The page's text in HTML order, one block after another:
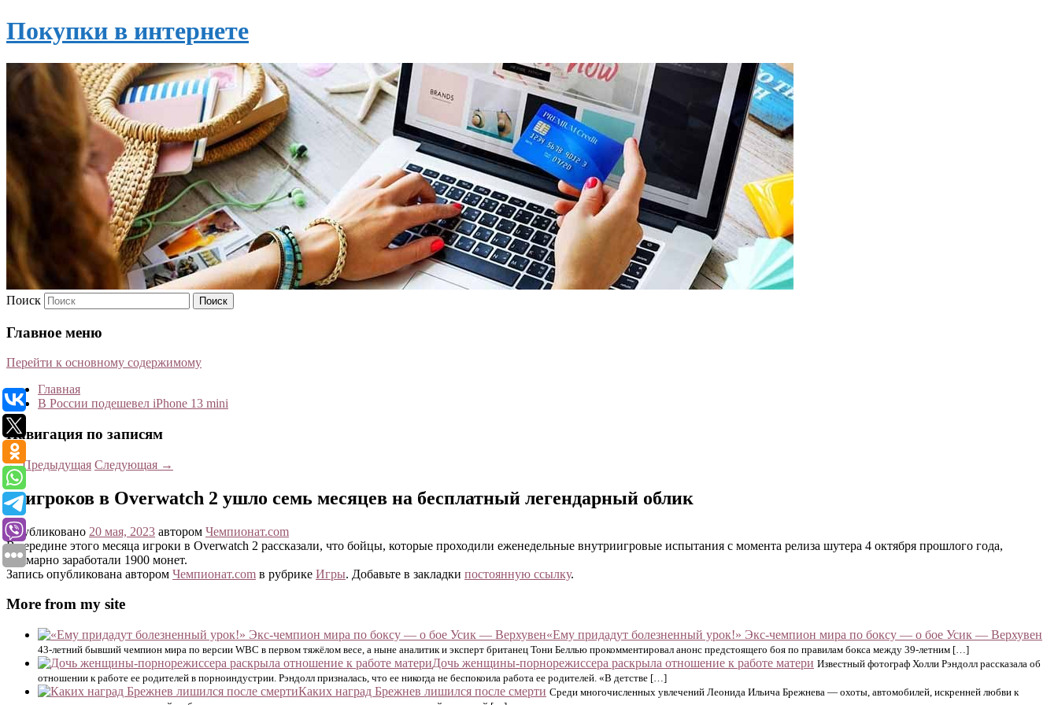
Покупки в интернете
Поиск
Главное меню
Перейти к основному содержимому
Главная
В России подешевел iPhone 13 mini
Навигация по записям
←Предыдущая Следующая →
У игроков в Overwatch 2 ушло семь месяцев на бесплатный легендарный облик
Опубликовано 20 мая, 2023 автором Чемпионат.com
В середине этого месяца игроки в Overwatch 2 рассказали, что бойцы, которые проходили еженедельные внутриигровые испытания с момента релиза шутера 4 октября прошлого года,
суммарно заработали 1900 монет.
Запись опубликована автором Чемпионат.com в рубрике Игры. Добавьте в закладки постоянную ссылку.
More from my site
«Ему придадут болезненный урок!» Экс-чемпион мира по боксу — о бое Усик — Верхувен
43-летний бывший чемпион мира по версии WBC в первом тяжёлом весе, а ныне аналитик и эксперт британец Тони Беллью прокомментировал анонс предстоящего боя по правилам бокса между 39-летним […]
Дочь женщины-порнорежиссера раскрыла отношение к работе матери Известный фотограф Холли Рэндолл рассказала об
отношении к работе ее родителей в порноиндустрии. Рэндолл призналась, что ее никогда не беспокоила работа ее родителей. «В детстве […]
Каких наград Брежнев лишился после смерти Среди многочисленных увлечений Леонида Ильича Брежнева — охоты, автомобилей, искренней любви к